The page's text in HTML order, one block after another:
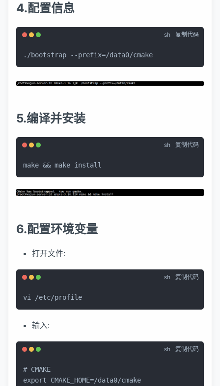
4.配置信息
sh 复制代码
./bootstrap --prefix=/data0/cmake
5.编译并安装
sh 复制代码
make && make install
6.配置环境变量
打开文件:
sh 复制代码
vi /etc/profile
输入:
sh 复制代码
# CMAKE
export